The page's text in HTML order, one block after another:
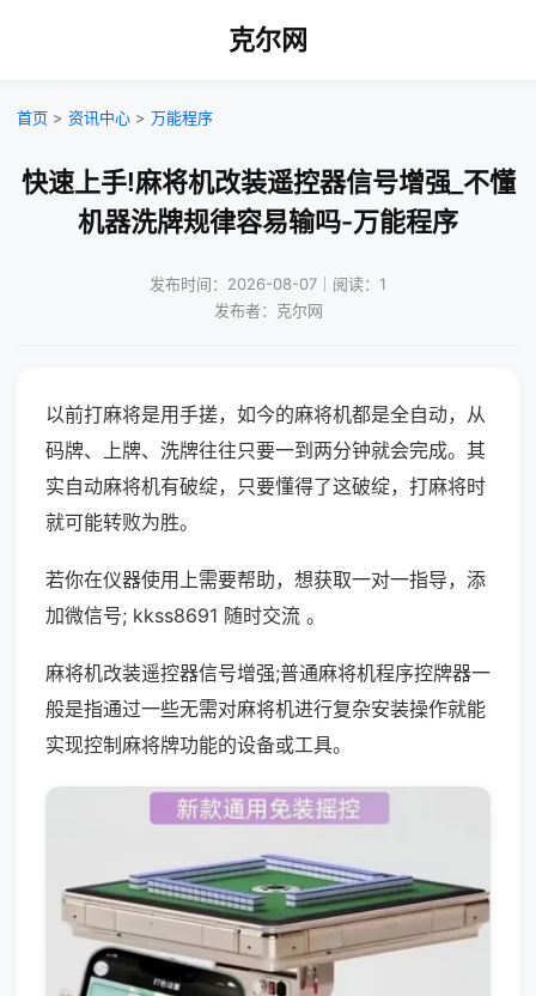
克尔网
首页 > 资讯中心 > 万能程序
快速上手!麻将机改装遥控器信号增强_不懂
机器洗牌规律容易输吗-万能程序
发布时间：2026-08-07｜阅读：1
发布者：克尔网
以前打麻将是用手搓，如今的麻将机都是全自动，从
码牌、上牌、洗牌往往只要一到两分钟就会完成。其
实自动麻将机有破绽，只要懂得了这破绽，打麻将时
就可能转败为胜。
若你在仪器使用上需要帮助，想获取一对一指导，添
加微信号; kkss8691 随时交流 。
麻将机改装遥控器信号增强;普通麻将机程序控牌器一
般是指通过一些无需对麻将机进行复杂安装操作就能
实现控制麻将牌功能的设备或工具。